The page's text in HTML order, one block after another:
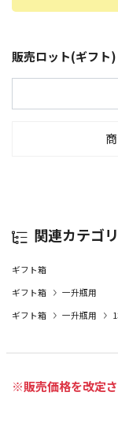
販売ロット(ギフト)
関連カテゴ
ギフト箱
ギフト箱
一升瓶用
ギフト箱
一升瓶用
※販売価格を改定